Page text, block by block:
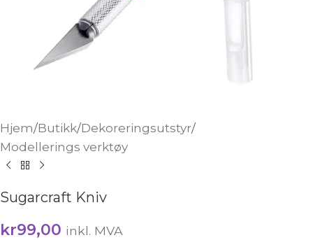
Hjem/Butikk/Dekoreringsutstyr/
Modellerings verktøy
Sugarcraft Kniv
kr99,00 inkl. MVA